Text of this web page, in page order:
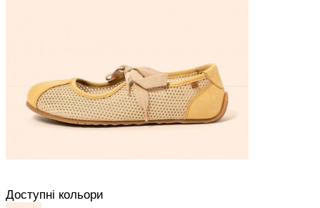
Доступні кольори